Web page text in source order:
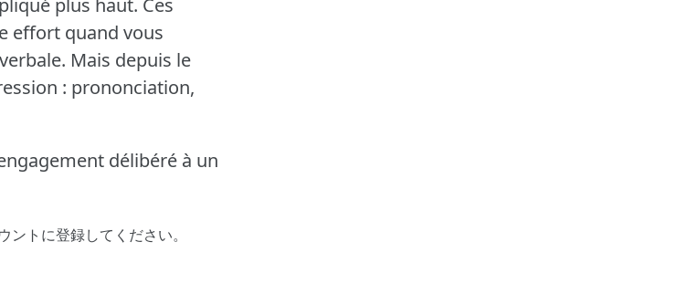
effort quand vous
Mais depuis le
: prononciation,
délibéré à un
ントに登録してください。